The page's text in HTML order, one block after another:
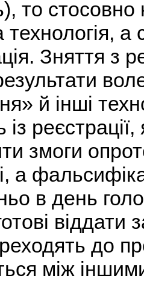
то стосовно
Зняття з
й інші
змоги
а
в день
до
між